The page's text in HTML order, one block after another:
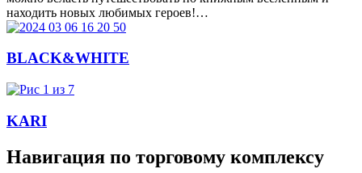
находить новых любимых героев!…
BLACK&WHITE
KARI
Навигация по торговому комплексу